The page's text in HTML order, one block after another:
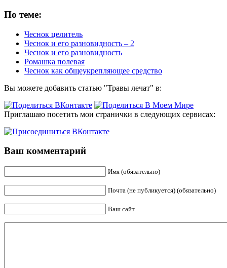
По теме:
Чеснок целитель
Чеснок и его разновидность – 2
Чеснок и его разновидность
Ромашка полевая
Чеснок как общеукрепляющее средство
Вы можете добавить статью "Травы лечат" в:
Приглашаю посетить мои странички в следующих сервисах:
Ваш комментарий
Имя (обязательно)
Почта (не публикуется) (обязательно)
Ваш сайт